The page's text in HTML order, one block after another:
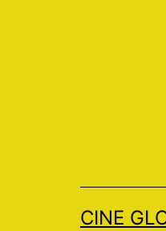
CINE